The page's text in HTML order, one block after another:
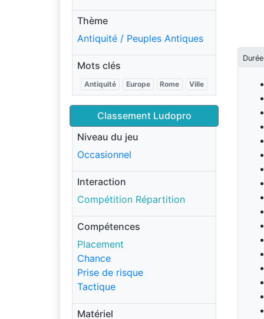
Thème
Antiquité / Peuples Antiques
Mots clés
Antiquité Europe Rome Ville
Classement Ludopro
Niveau du jeu
Occasionnel
Interaction
Compétition Répartition
Compétences
Placement
Chance
Prise de risque
Tactique
Matériel
Durée